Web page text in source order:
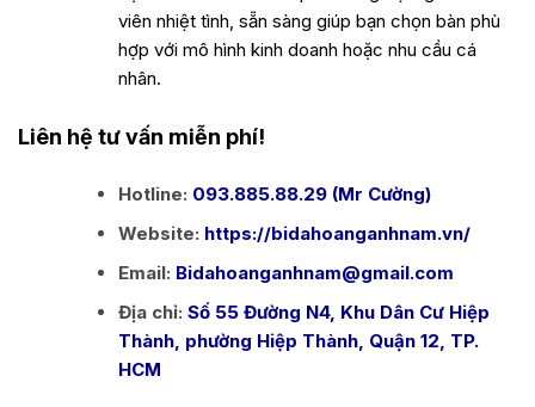
viên nhiệt tình, sẵn sàng giúp bạn chọn bàn phù
hợp với mô hình kinh doanh hoặc nhu cầu cá
nhân.
Liên hệ tư vấn miễn phí!
Hotline: 093.885.88.29 (Mr Cường)
Website: https://bidahoanganhnam.vn/
Email: Bidahoanganhnam@gmail.com
Địa chỉ: Số 55 Đường N4, Khu Dân Cư Hiệp
Thành, phường Hiệp Thành, Quận 12, TP.
HCM